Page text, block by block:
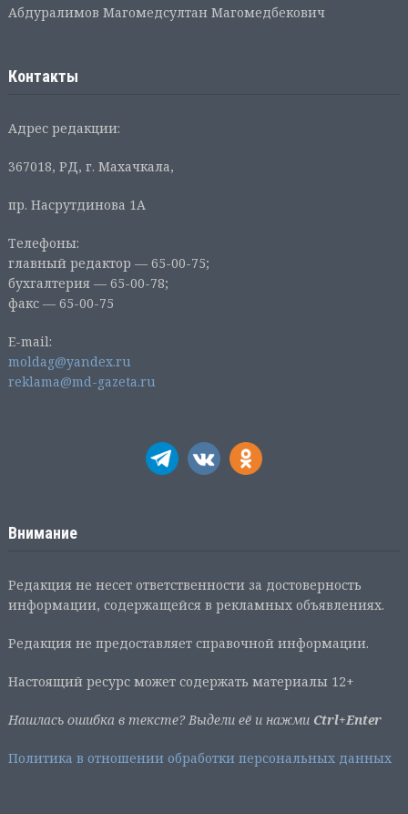
Абдуралимов Магомедсултан Магомедбекович
Контакты
Адрес редакции:
367018, РД, г. Махачкала,
пр. Насрутдинова 1А
Телефоны:
главный редактор — 65-00-75;
бухгалтерия — 65-00-78;
факс — 65-00-75
E-mail:
moldag@yandex.ru
reklama@md-gazeta.ru
Внимание
Редакция не несет ответственности за достоверность
информации, содержащейся в рекламных объявлениях.
Редакция не предоставляет справочной информации.
Настоящий ресурс может содержать материалы 12+
Нашлась ошибка в тексте? Выдели её и нажми Ctrl+Enter
Политика в отношении обработки персональных данных